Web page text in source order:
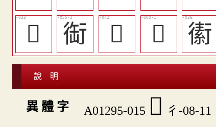
𧗪
䘖 󱹣 󱹎 䘘
說 明
異 體 字 A01295-015 󱹒 彳-08-11